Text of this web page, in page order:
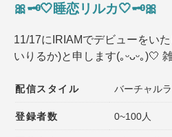
🎀🗝🤍睡恋リルカ🤍🗝🎀
11/17にIRIAMでデビューをい
いりるか)と申します(｡ᵕᴗᵕ｡)🤍
配信スタイル バーチャル
登録者数 0~100人